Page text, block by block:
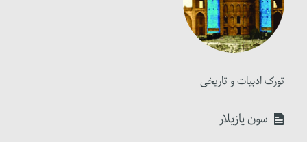
تورک ادبیات و تاریخی
سون یازیلار